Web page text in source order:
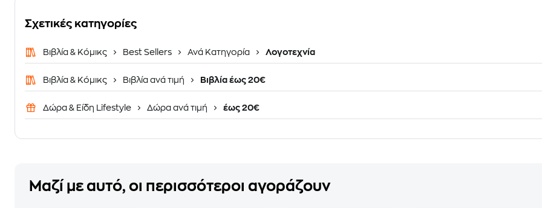
Σχετικές κατηγορίες
Βιβλία & Κόμικς Best Sellers Ανά Κατηγορία Λογοτεχνία
Βιβλία & Κόμικς Βιβλία ανά τιμή Βιβλία έως 20€
Δώρα & Είδη Lifestyle Δώρα ανά τιμή έως 20€
Μαζί με αυτό, οι περισσότεροι αγοράζουν